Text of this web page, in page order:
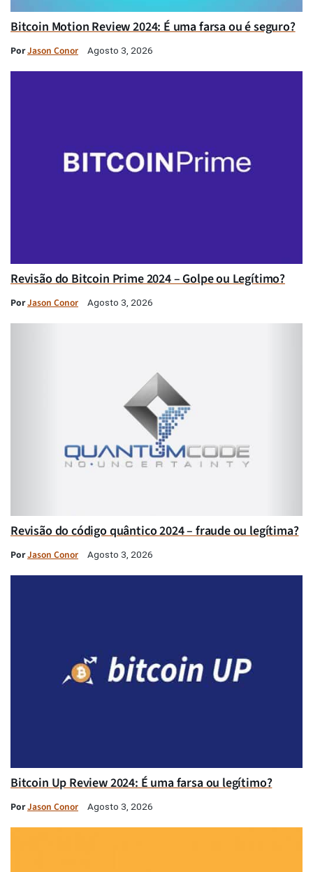
Bitcoin Motion Review 2024: É uma farsa ou é seguro?
PorJason Conor Agosto 3, 2026
Revisão do Bitcoin Prime 2024 – Golpe ou Legítimo?
PorJason Conor Agosto 3, 2026
Revisão do código quântico 2024 – fraude ou legítima?
PorJason Conor Agosto 3, 2026
Bitcoin Up Review 2024: É uma farsa ou legítimo?
PorJason Conor Agosto 3, 2026